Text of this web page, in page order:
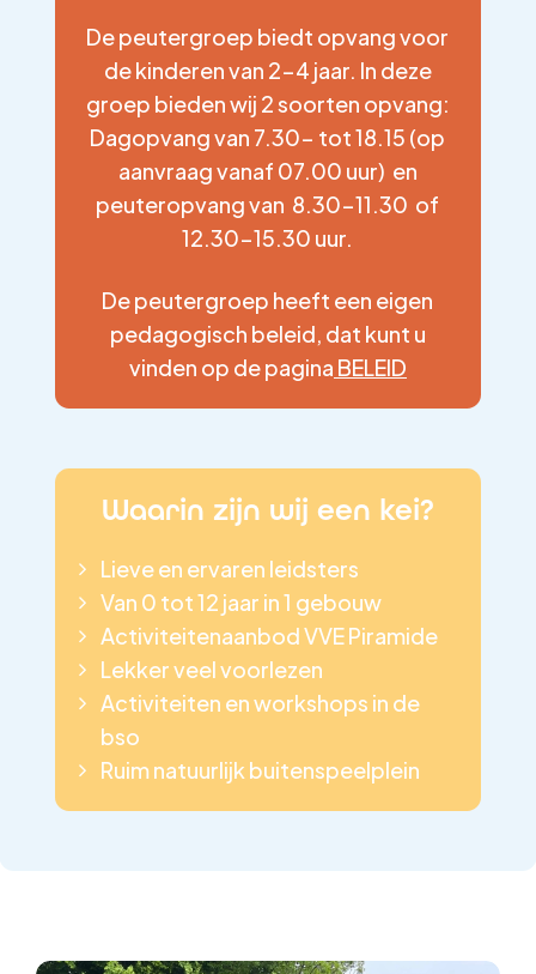
De peutergroep biedt opvang voor
de kinderen van 2-4 jaar. In deze
groep bieden wij 2 soorten opvang:
Dagopvang van 7.30- tot 18.15 (op
aanvraag vanaf 07.00 uur) en
peuteropvang van 8.30-11.30 of
12.30-15.30 uur.
De peutergroep heeft een eigen
pedagogisch beleid, dat kunt u
vinden op de pagina BELEID
Waarin zijn wij een kei?
Lieve en ervaren leidsters
Van 0 tot 12 jaar in 1 gebouw
Activiteitenaanbod VVE Piramide
Lekker veel voorlezen
Activiteiten en workshops in de
bso
Ruim natuurlijk buitenspeelplein